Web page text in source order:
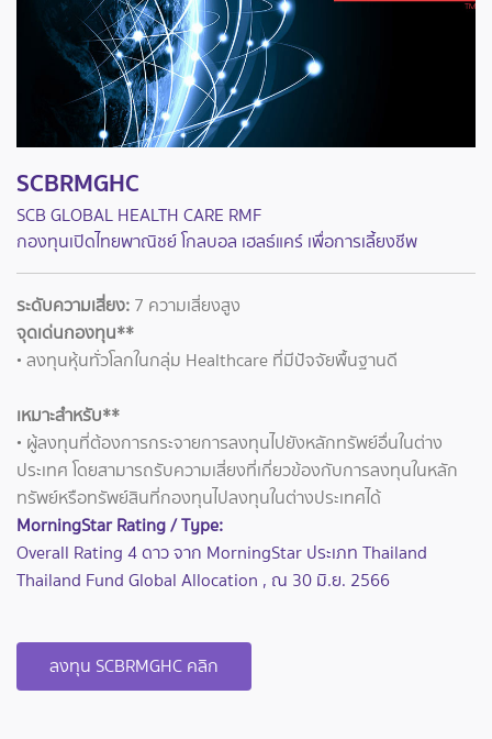
SCBRMGHC
SCB GLOBAL HEALTH CARE RMF
กองทุนเปิดไทยพาณิชย์ โกลบอล เฮลธ์แคร์ เพื่อการเลี้ยงชีพ
ระดับความเสี่ยง: 7 ความเสี่ยงสูง
จุดเด่นกองทุน**
• ลงทุนหุ้นทั่วโลกในกลุ่ม Healthcare ที่มีปัจจัยพื้นฐานดี
เหมาะสำหรับ**
• ผู้ลงทุนที่ต้องการกระจายการลงทุนไปยังหลักทรัพย์อื่นในต่าง
ประเทศ โดยสามารถรับความเสี่ยงที่เกี่ยวข้องกับการลงทุนในหลัก
ทรัพย์หรือทรัพย์สินที่กองทุนไปลงทุนในต่างประเทศได้
MorningStar Rating / Type:
Overall Rating 4 ดาว จาก MorningStar ประเภท Thailand
Thailand Fund Global Allocation , ณ 30 มิ.ย. 2566
ลงทุน SCBRMGHC คลิก